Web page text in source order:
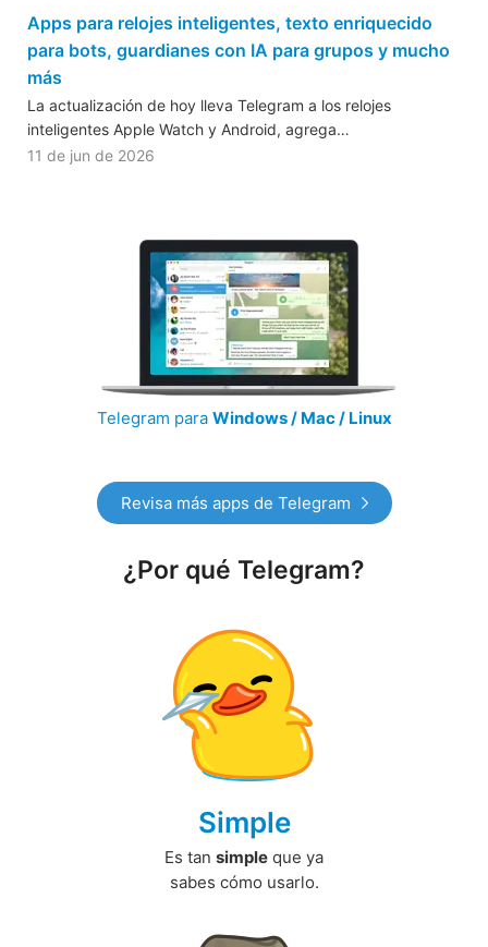
Apps para relojes inteligentes, texto enriquecido
para bots, guardianes con IA para grupos y mucho
más
La actualización de hoy lleva Telegram a los relojes
inteligentes Apple Watch y Android, agrega…
11 de jun de 2026
Telegram para Windows / Mac / Linux
Revisa más apps de Telegram
¿Por qué Telegram?
Simple
Es tan simple que ya
sabes cómo usarlo.